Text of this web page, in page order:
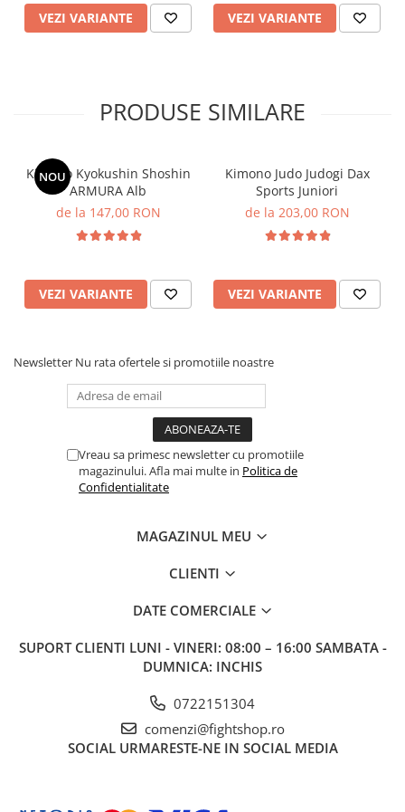
VEZI VARIANTE VEZI VARIANTE
PRODUSE SIMILARE
NOU
Kimono Kyokushin Shoshin
ARMURA Alb
de la 147,00 RON
VEZI VARIANTE
Kimono Judo Judogi Dax
Sports Juniori
de la 203,00 RON
VEZI VARIANTE
Newsletter Nu rata ofertele si promotiile noastre
Vreau sa primesc newsletter cu promotiile
magazinului. Afla mai multe in Politica de
Confidentialitate
MAGAZINUL MEU
CLIENTI
DATE COMERCIALE
SUPORT CLIENTI LUNI - VINERI: 08:00 – 16:00 SAMBATA -
DUMNICA: INCHIS
0722151304
comenzi@fightshop.ro
SOCIAL URMARESTE-NE IN SOCIAL MEDIA